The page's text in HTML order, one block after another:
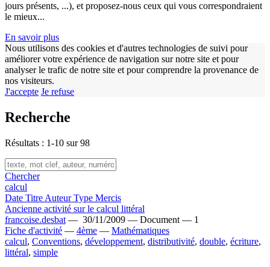
jours présents, ...), et proposez-nous ceux qui vous correspondraient
le mieux...
En savoir plus
Nous utilisons des cookies et d'autres technologies de suivi pour
améliorer votre expérience de navigation sur notre site et pour
analyser le trafic de notre site et pour comprendre la provenance de
nos visiteurs.
J'accepte Je refuse
Recherche
Résultats : 1-10 sur 98
Chercher
calcul
Date Titre AuteurType Mercis
Ancienne activité sur le calcul littéral
francoise.desbat — 30/11/2009 — Document — 1
Fiche d'activité — 4ème — Mathématiques
calcul, Conventions, développement, distributivité, double, écriture,
littéral, simple